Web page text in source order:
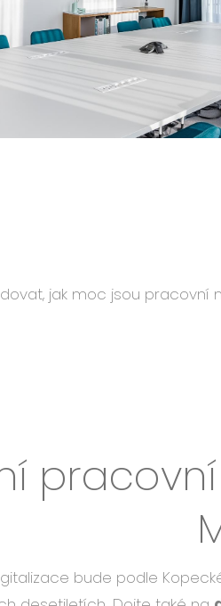
jak moc jsou pracovní
bude podle